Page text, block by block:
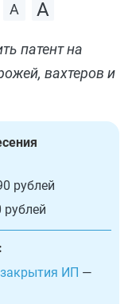
патент на
вахтеров и
рублей
ИП —